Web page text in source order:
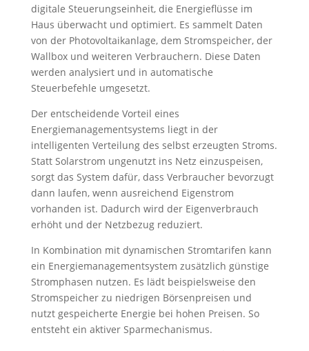
digitale Steuerungseinheit, die Energieflüsse im
Haus überwacht und optimiert. Es sammelt Daten
von der Photovoltaikanlage, dem Stromspeicher, der
Wallbox und weiteren Verbrauchern. Diese Daten
werden analysiert und in automatische
Steuerbefehle umgesetzt.
Der entscheidende Vorteil eines
Energiemanagementsystems liegt in der
intelligenten Verteilung des selbst erzeugten Stroms.
Statt Solarstrom ungenutzt ins Netz einzuspeisen,
sorgt das System dafür, dass Verbraucher bevorzugt
dann laufen, wenn ausreichend Eigenstrom
vorhanden ist. Dadurch wird der Eigenverbrauch
erhöht und der Netzbezug reduziert.
In Kombination mit dynamischen Stromtarifen kann
ein Energiemanagementsystem zusätzlich günstige
Stromphasen nutzen. Es lädt beispielsweise den
Stromspeicher zu niedrigen Börsenpreisen und
nutzt gespeicherte Energie bei hohen Preisen. So
entsteht ein aktiver Sparmechanismus.